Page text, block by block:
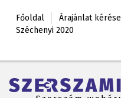
Főoldal Árajánlat kérése
Széchenyi 2020